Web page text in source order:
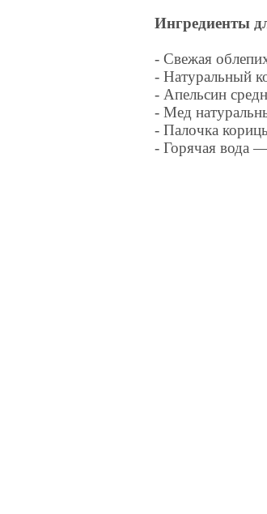
Ингредиенты
- Свежая
- Натуральный
- Апельсин
- Мед
- Палочка
- Горячая вода